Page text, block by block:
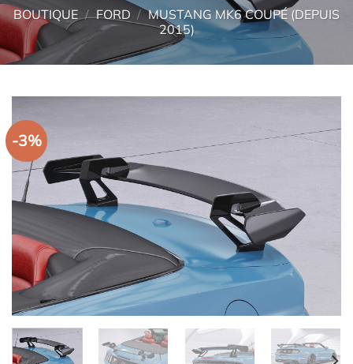
BOUTIQUE / FORD / MUSTANG MK6 COUPÉ (DEPUIS
2015)
-3%